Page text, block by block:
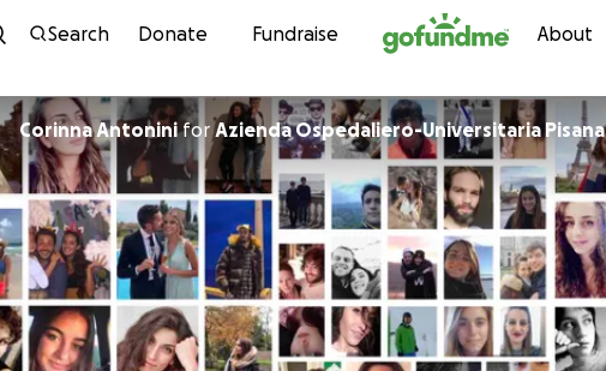
Skip to content
Search Donate Fundraise About
Corinna AntoniniforAzienda Ospedaliero-Universitaria Pisana